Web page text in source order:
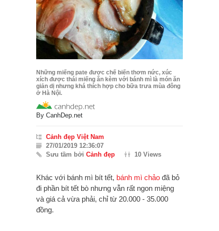
Những miếng pate được chế biến thơm nức, xúc
xích được thái miếng ăn kèm với bánh mì là món ăn
giản dị nhưng khá thích hợp cho bữa trưa mùa đông
ở Hà Nội.
By CanhDep.net
Cảnh đẹp Việt Nam
27/01/2019 12:36:07
Sưu tầm bởi Cảnh đẹp 10 Views
Khác với bánh mì bít tết, bánh mì chảo đã bỏ
đi phần bít tết bò nhưng vẫn rất ngon miệng
và giá cả vừa phải, chỉ từ 20.000 - 35.000
đồng.